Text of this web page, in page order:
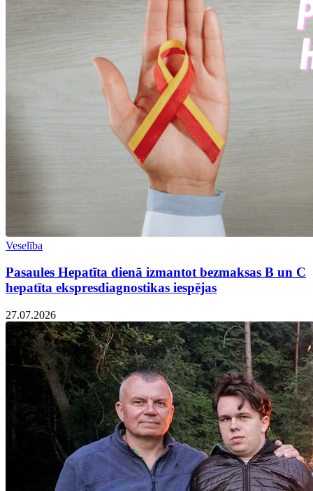
Veselība
Pasaules Hepatīta dienā izmantot bezmaksas B un C
hepatīta ekspresdiagnostikas iespējas
27.07.2026